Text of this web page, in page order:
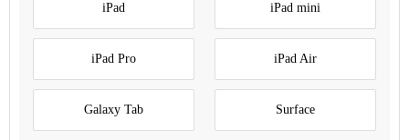
iPad iPad mini
iPad Pro iPad Air
Galaxy Tab Surface